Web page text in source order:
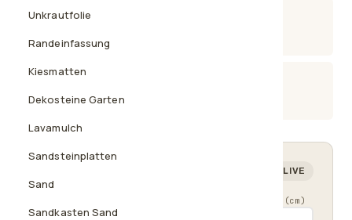
Unkrautfolie
Randeinfassung
Kiesmatten
Dekosteine Garten
Lavamulch
Sandsteinplatten
Sand
Sandkasten Sand
Paypal Käuferschutz
08638 2035925
LIVE
Schütthöhe (cm)